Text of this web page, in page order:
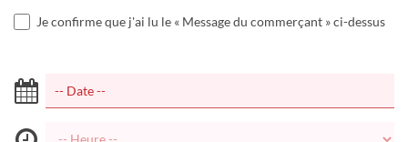
Je confirme que j'ai lu le « Message du commerçant » ci-dessus